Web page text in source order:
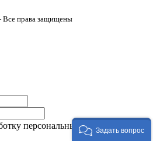
права защищены
персональных данных.Задать вопрос